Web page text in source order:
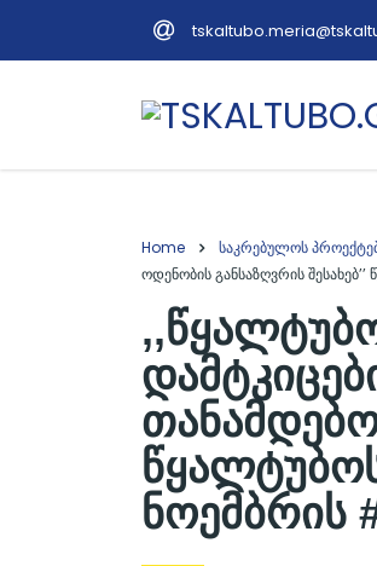
Home საკრებულოს
ოდენობის განსაზღვრის
ნოემბრის